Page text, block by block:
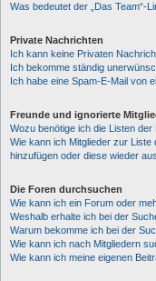
Was bedeutet der „Das Team“-
Private Nachrichten
Ich kann keine Privaten
Ich bekomme ständig
Ich habe eine Spam-E-Mail von
Freunde und ignorierte
Wozu benötige ich die Listen
Wie kann ich Mitglieder zur
hinzufügen oder diese wieder
Die Foren durchsuchen
Wie kann ich ein Forum oder
Weshalb erhalte ich bei der
Warum bekomme ich bei der
Wie kann ich nach Mitgliedern
Wie kann ich meine eigenen